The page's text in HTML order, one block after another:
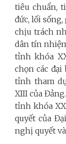
tiêu chuẩn,
đức, lối
chịu trách
dân tín
tỉnh khóa
chọn các
tỉnh tham
XIII của
tỉnh khóa
quyết của
nghị quyết